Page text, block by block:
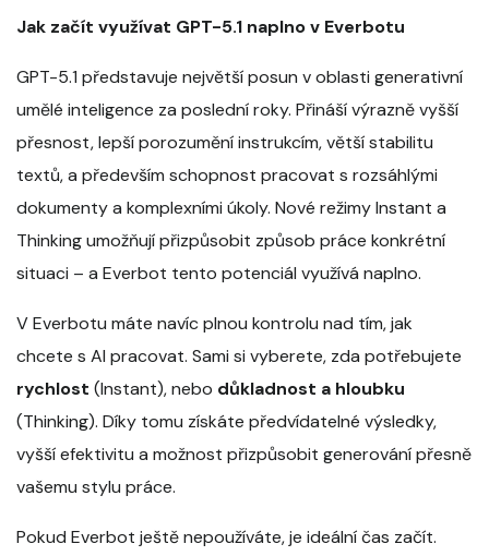
Jak začít využívat GPT-5.1 naplno v Everbotu
GPT-5.1 představuje největší posun v oblasti generativní
umělé inteligence za poslední roky. Přináší výrazně vyšší
přesnost, lepší porozumění instrukcím, větší stabilitu
textů, a především schopnost pracovat s rozsáhlými
dokumenty a komplexními úkoly. Nové režimy Instant a
Thinking umožňují přizpůsobit způsob práce konkrétní
situaci – a Everbot tento potenciál využívá naplno.
V Everbotu máte navíc plnou kontrolu nad tím, jak
chcete s AI pracovat. Sami si vyberete, zda potřebujete
rychlost (Instant), nebo důkladnost a hloubku
(Thinking). Díky tomu získáte předvídatelné výsledky,
vyšší efektivitu a možnost přizpůsobit generování přesně
vašemu stylu práce.
Pokud Everbot ještě nepoužíváte, je ideální čas začít.